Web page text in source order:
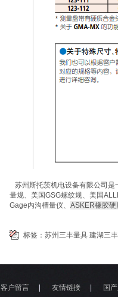
苏州斯托茨机电设备有限公司是
量规、美国GSG螺纹规、美国
Gage内沟槽量仪、 ASKER橡胶硬
标签： 苏州三丰量具 建湖三
客户留言 友情链接 国